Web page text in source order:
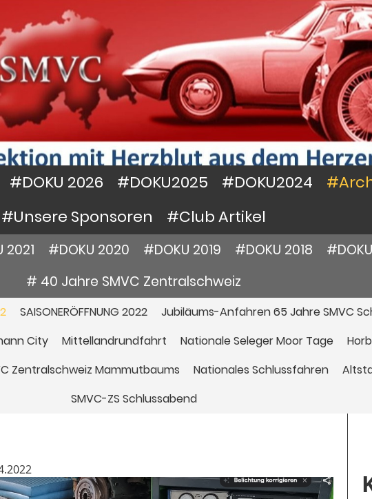
#DOKU 2026 #DOKU2025 #DOKU2024
#Unsere Sponsoren
#Club Artikel
2021 #DOKU 2020 #DOKU 2019 #DOKU 2018
# 40 Jahre SMVC Zentralschweiz
SAISONERÖFFNUNG 2022
Jubiläums-Anfahren 65 Jahre SMVC
City
Mittellandrundfahrt Nationale Seleger Moor Tage
Zentralschweiz Mammutbaums Nationales Schlussfahren
SMVC-ZS Schlussabend